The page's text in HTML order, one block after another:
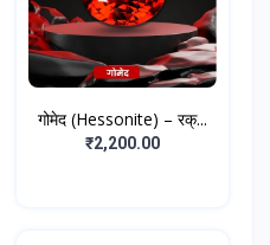
गोमेद (Hessonite) – रक्...
₹2,200.00